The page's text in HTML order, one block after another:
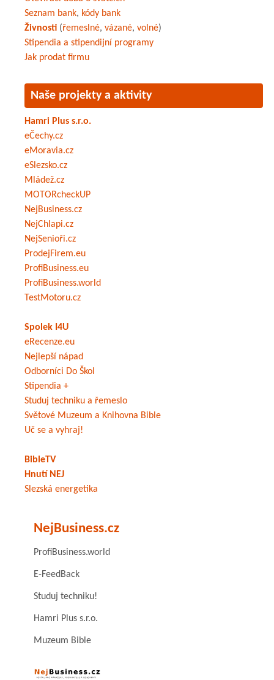
Seznam bank, kódy bank
Živnosti (řemeslné, vázané, volné)
Stipendia a stipendijní programy
Jak prodat firmu
Naše projekty a aktivity
Hamri Plus s.r.o.
eČechy.cz
eMoravia.cz
eSlezsko.cz
Mládež.cz
MOTORcheckUP
NejBusiness.cz
NejChlapi.cz
NejSenioři.cz
ProdejFirem.eu
ProfiBusiness.eu
ProfiBusiness.world
TestMotoru.cz
Spolek I4U
eRecenze.eu
Nejlepší nápad
Odborníci Do Škol
Stipendia +
Studuj techniku a řemeslo
Světové Muzeum a Knihovna Bible
Uč se a vyhraj!
BibleTV
Hnutí NEJ
Slezská energetika
NejBusiness.cz
ProfiBusiness.world
E-FeedBack
Studuj techniku!
Hamri Plus s.r.o.
Muzeum Bible